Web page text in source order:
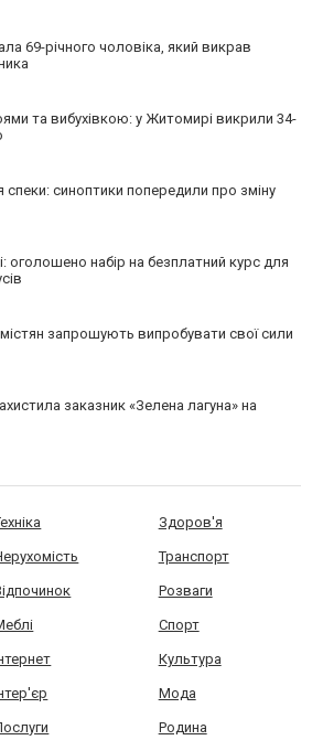
69-річного чоловіка, який викрав
та вибухівкою: у Житомирі викрили 34-
спеки: синоптики попередили про зміну
оголошено набір на безплатний курс для
містян запрошують випробувати свої сили
заказник «Зелена лагуна» на
Здоров'я
Транспорт
Розваги
Спорт
Культура
Мода
Родина